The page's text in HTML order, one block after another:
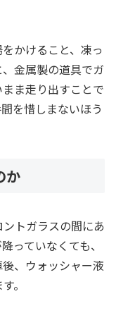
かけること、凍っ
金属製の道具でガ
ま走り出すことで
を惜しまないほう
か
トガラスの間にあ
っていなくても、
、ウォッシャー液
。